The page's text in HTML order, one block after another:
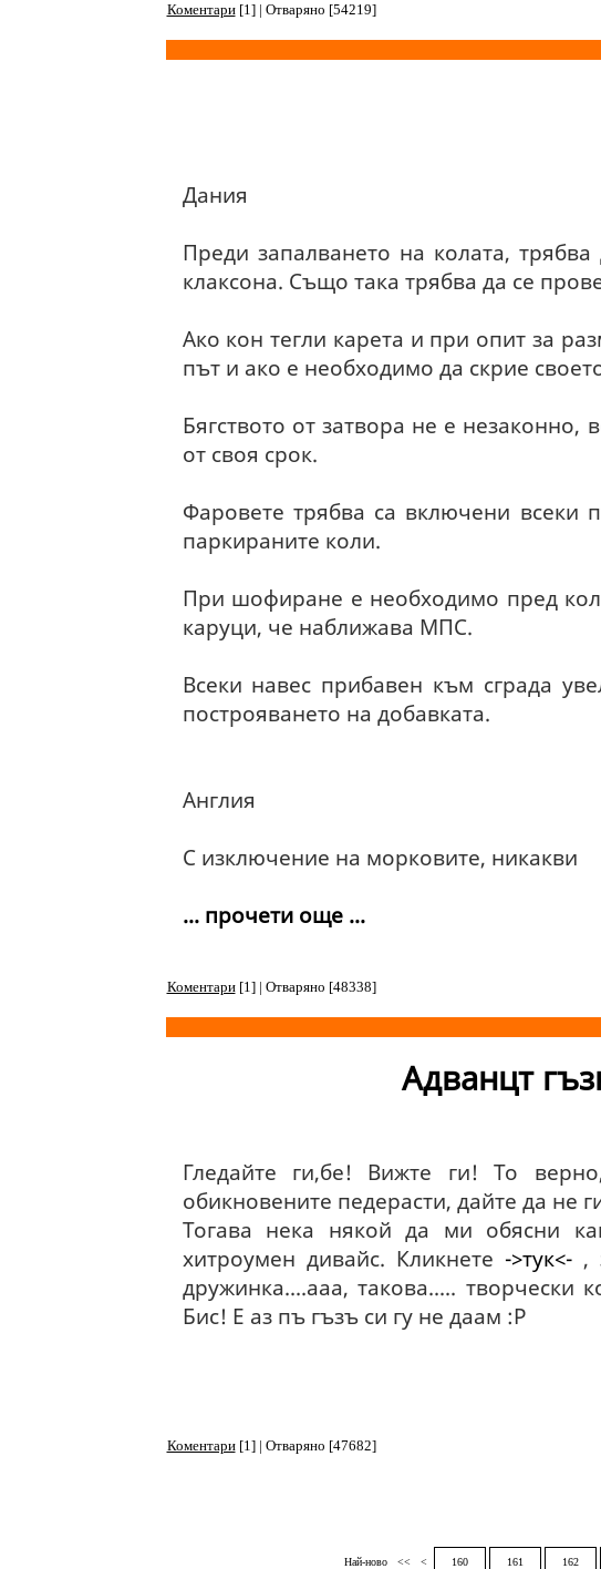
Коментари[1] | Отваряно [54219]
Дания
Преди запалването на колата,
клаксона. Също така трябва да се
Ако кон тегли карета и при опит за
път и ако е необходимо да скрие
Бягството от затвора не е
от своя срок.
Фаровете трябва са включени всеки
паркираните коли.
При шофиране е необходимо пред
каруци, че наближава МПС.
Всеки навес прибавен към сграда
построяването на добавката.
Англия
С изключение на морковите, никакви
... прочети още ...
Коментари[1] | Отваряно [48338]
Адванцт
Гледайте ги,бе! Вижте ги! То
обикновените педерасти, дайте да не
Тогава нека някой да ми обясни
хитроумен дивайс. Кликнете ->тук<-,
дружинка....ааа, такова.....
Бис! Е аз пъ гъзъ си гу не даам :P
Коментари[1] | Отваряно [47682]
Най-ново << < 160 161 162